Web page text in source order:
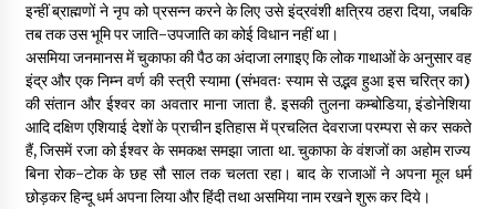
इन्हीं ब्राह्मणों ने नृप को प्रसन्न करने के लिए उसे इंद्रवंशी क्षत्रिय ठहरा दिया, जबकि
तब तक उस भूमि पर जाति-उपजाति का कोई विधान नहीं था।
असमिया जनमानस में चुकाफा की पैठ का अंदाजा लगाइए कि लोक गाथाओं के अनुसार वह
इंद्र और एक निम्न वर्ण की स्त्री स्यामा (संभवतः स्याम से उद्भव हुआ इस चरित्र का)
की संतान और ईश्वर का अवतार माना जाता है. इसकी तुलना कम्बोडिया, इंडोनेशिया
आदि दक्षिण एशियाई देशों के प्राचीन इतिहास में प्रचलित देवराजा परम्परा से कर सकते
हैं, जिसमें रजा को ईश्वर के समकक्ष समझा जाता था. चुकाफा के वंशजों का अहोम राज्य
बिना रोक-टोक के छह सौ साल तक चलता रहा। बाद के राजाओं ने अपना मूल धर्म
छोड़कर हिन्दू धर्म अपना लिया और हिंदी तथा असमिया नाम रखने शुरू कर दिये।